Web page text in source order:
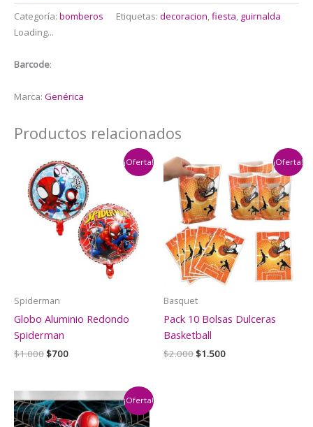
Bomberos
cantidad
Categoría: bomberos Etiquetas: decoracion,fiesta, guirnalda
Loading...
Barcode:
Marca: Genérica
Productos relacionados
¡Oferta!
Spiderman
Globo Aluminio Redondo
Spiderman
$1.000El
era:
$1.000.
$700El
es:
$700.
¡Oferta!
Basquet
Pack 10 Bolsas Dulceras
Basketball
$2.000El
$1.500El
¡Oferta!